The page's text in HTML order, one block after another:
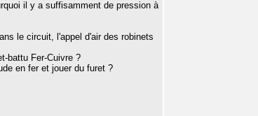
il y a suffisamment de pression à
le circuit, l'appel d'air des robinets
battu Fer-Cuivre ?
en fer et jouer du furet ?